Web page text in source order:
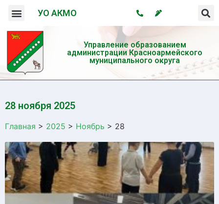
УО АКМО
Управление образованием
администрации Красноармейского
муниципального округа
28 ноября 2025
Главная > 2025 > Ноябрь > 28